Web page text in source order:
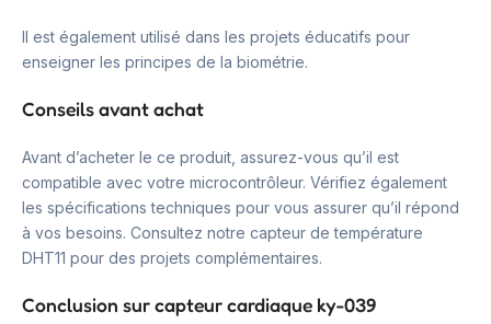
Il est également utilisé dans les projets éducatifs pour
enseigner les principes de la biométrie.
Conseils avant achat
Avant d’acheter le ce produit, assurez-vous qu’il est
compatible avec votre microcontrôleur. Vérifiez également
les spécifications techniques pour vous assurer qu’il répond
à vos besoins. Consultez notre capteur de température
DHT11 pour des projets complémentaires.
Conclusion sur capteur cardiaque ky-039